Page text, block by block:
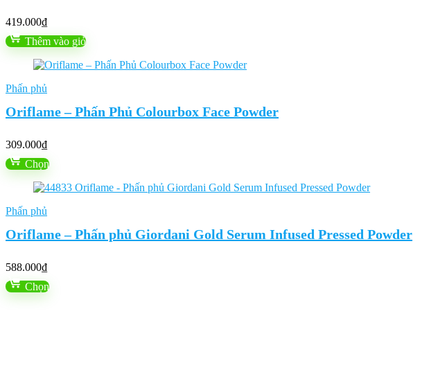
419.000₫
Thêm vào giỏ
Phấn phủ
Oriflame – Phấn Phủ Colourbox Face Powder
309.000₫
Chọn
Phấn phủ
Oriflame – Phấn phủ Giordani Gold Serum Infused Pressed Powder
588.000₫
Chọn